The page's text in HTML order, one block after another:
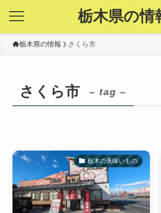
栃木県の情
栃木県の情報 さくら市
さくら市 – tag –
栃木の美味いもの